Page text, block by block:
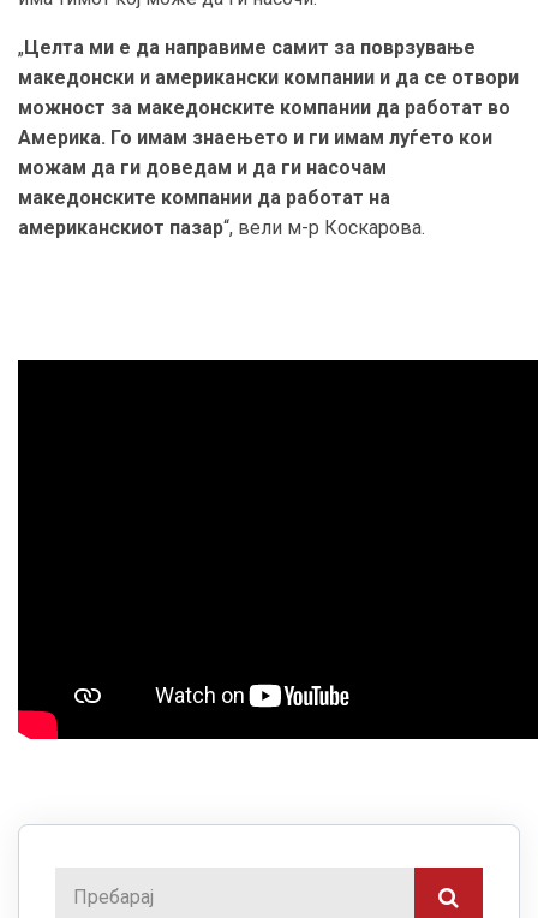
„Целта ми е да направиме самит за поврзување
македонски и американски компании и да се отвори
можност за македонските компании да работат во
Америка. Го имам знаењето и ги имам луѓето кои
можам да ги доведам и да ги насочам
македонските компании да работат на
американскиот пазар“, вели м-р Коскарова.